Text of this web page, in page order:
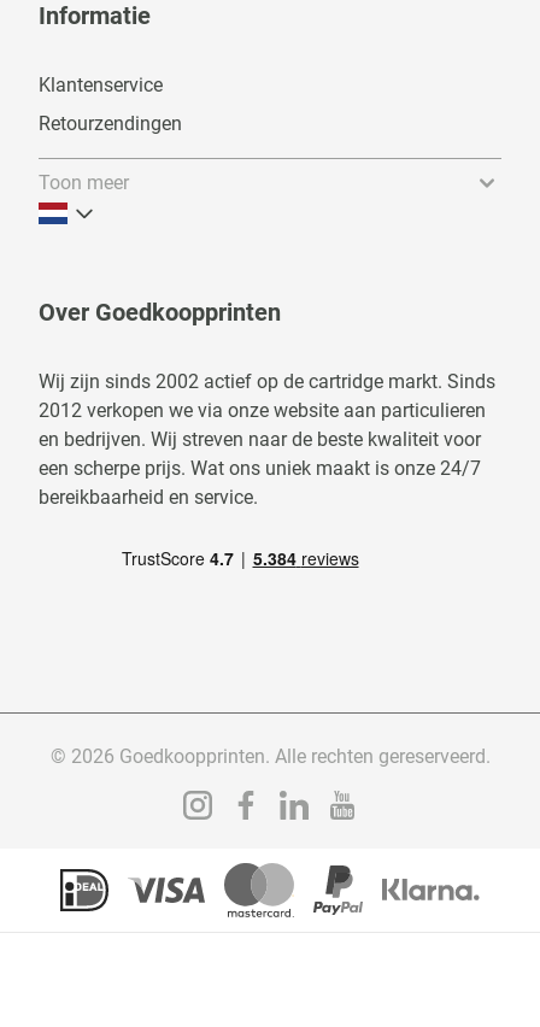
Informatie
Klantenservice
Retourzendingen
Toon meer
Over Goedkoopprinten
Wij zijn sinds 2002 actief op de cartridge markt. Sinds
2012 verkopen we via onze website aan particulieren
en bedrijven. Wij streven naar de beste kwaliteit voor
een scherpe prijs. Wat ons uniek maakt is onze 24/7
bereikbaarheid en service.
© 2026 Goedkoopprinten. Alle rechten gereserveerd.